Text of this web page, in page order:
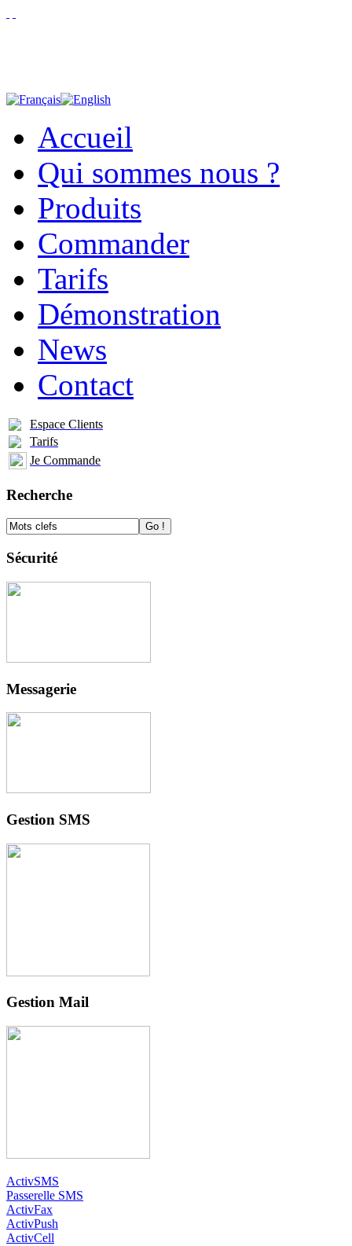
Accueil
Qui sommes nous ?
Produits
Commander
Tarifs
Démonstration
News
Contact
Espace Clients
Tarifs
Je Commande
Recherche
Sécurité
Messagerie
Gestion SMS
Gestion Mail
ActivSMS
Passerelle SMS
ActivFax
ActivPush
ActivCell